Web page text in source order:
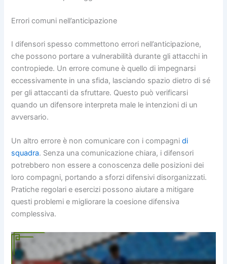
Errori comuni nell’anticipazione
I difensori spesso commettono errori nell’anticipazione,
che possono portare a vulnerabilità durante gli attacchi in
contropiede. Un errore comune è quello di impegnarsi
eccessivamente in una sfida, lasciando spazio dietro di sé
per gli attaccanti da sfruttare. Questo può verificarsi
quando un difensore interpreta male le intenzioni di un
avversario.
Un altro errore è non comunicare con i compagnidi
squadra. Senza una comunicazione chiara, i difensori
potrebbero non essere a conoscenza delle posizioni dei
loro compagni, portando a sforzi difensivi disorganizzati.
Pratiche regolari e esercizi possono aiutare a mitigare
questi problemi e migliorare la coesione difensiva
complessiva.